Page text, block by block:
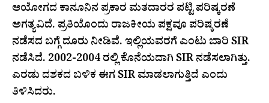
ಆಯೋಗದ ಕಾನೂನಿನ ಪ್ರಕಾರ ಮತದಾರರ ಪಟ್ಟಿ ಪರಿಷ್ಕರಣೆ
ಅಗತ್ಯವಿದೆ. ಪ್ರತಿಯೊಂದು ರಾಜಕೀಯ ಪಕ್ಷವೂ ಪರಿಷ್ಕರಣೆ
ನಡೆಸದ ಬಗ್ಗೆ ದೂರು ನೀಡಿವೆ. ಇಲ್ಲಿಯವರಗೆ ಎಂಟು ಬಾರಿ SIR
ನಡೆಸಿದೆ. 2002-2004 ರಲ್ಲಿ ಕೊನೆಯದಾಗಿ SIR ನಡೆಸಲಾಗಿತ್ತು.
ಎರಡು ದಶಕದ ಬಳಿಕ ಈಗ SIR ಮಾಡಲಾಗುತ್ತಿದೆ ಎಂದು
ತಿಳಿಸಿದರು.